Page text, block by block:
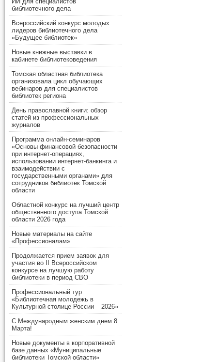
библиотечного дела
Всероссийский конкурс молодых
лидеров библиотечного дела
«Будущее библиотек»
Новые книжные выставки в
кабинете библиотековедения
Томская областная библиотека
организовала цикл обучающих
вебинаров для специалистов
библиотек региона
День православной книги: обзор
статей из профессиональных
журналов
Программа онлайн-семинаров
«Основы финансовой безопасности
при интернет-операциях,
использовании интернет-банкинга и
взаимодействии с
государственными органами» для
сотрудников библиотек Томской
области
Областной конкурс на лучший центр
общественного доступа Томской
области 2026 года
Новые материалы на сайте
«Профессионалам»
Продолжается прием заявок для
участия во II Всероссийском
конкурсе на лучшую работу
библиотеки в период СВО
Профессиональный тур
«Библиотечная молодежь в
Культурной столице России – 2026»
С Международным женским днем 8
Марта!
Новые документы в корпоративной
базе данных «Муниципальные
библиотеки Томской области»